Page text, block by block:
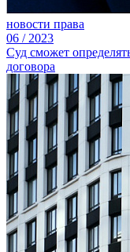
новости права
06 / 2023
Cуд сможет
договора